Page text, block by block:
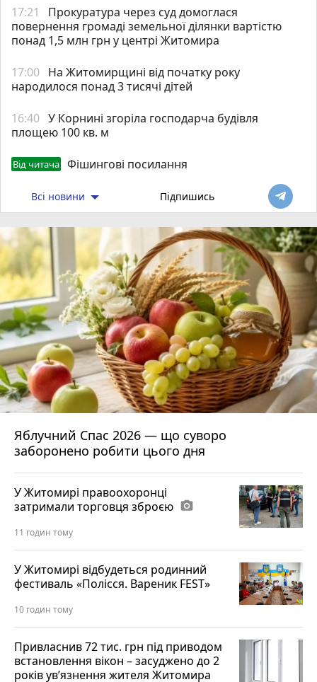
17:21
Прокуратура через суд домоглася
повернення громаді земельної ділянки вартістю
понад 1,5 млн грн у центрі Житомира
17:00 На Житомирщині від початку року
народилося понад 3 тисячі дітей
16:40 У Корнині згоріла господарча будівля
площею 100 кв. м
Від читача Фішингові посилання
Всі новини Підпишись
Яблучний Спас 2026 — що суворо
заборонено робити цього дня
У Житомирі правоохоронці
затримали торговця зброєю photo_camera
11 годин тому
У Житомирі відбудеться родинний
фестиваль «Полісся. Вареник FEST»
10 годин тому
Привласнив 72 тис. грн під приводом
встановлення вікон – засуджено до 2
років ув’язнення жителя Житомира